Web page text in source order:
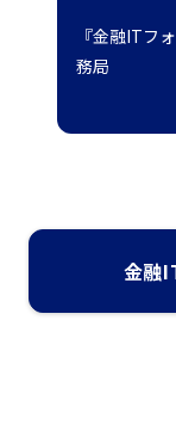
『金融ITフ
務局
金融